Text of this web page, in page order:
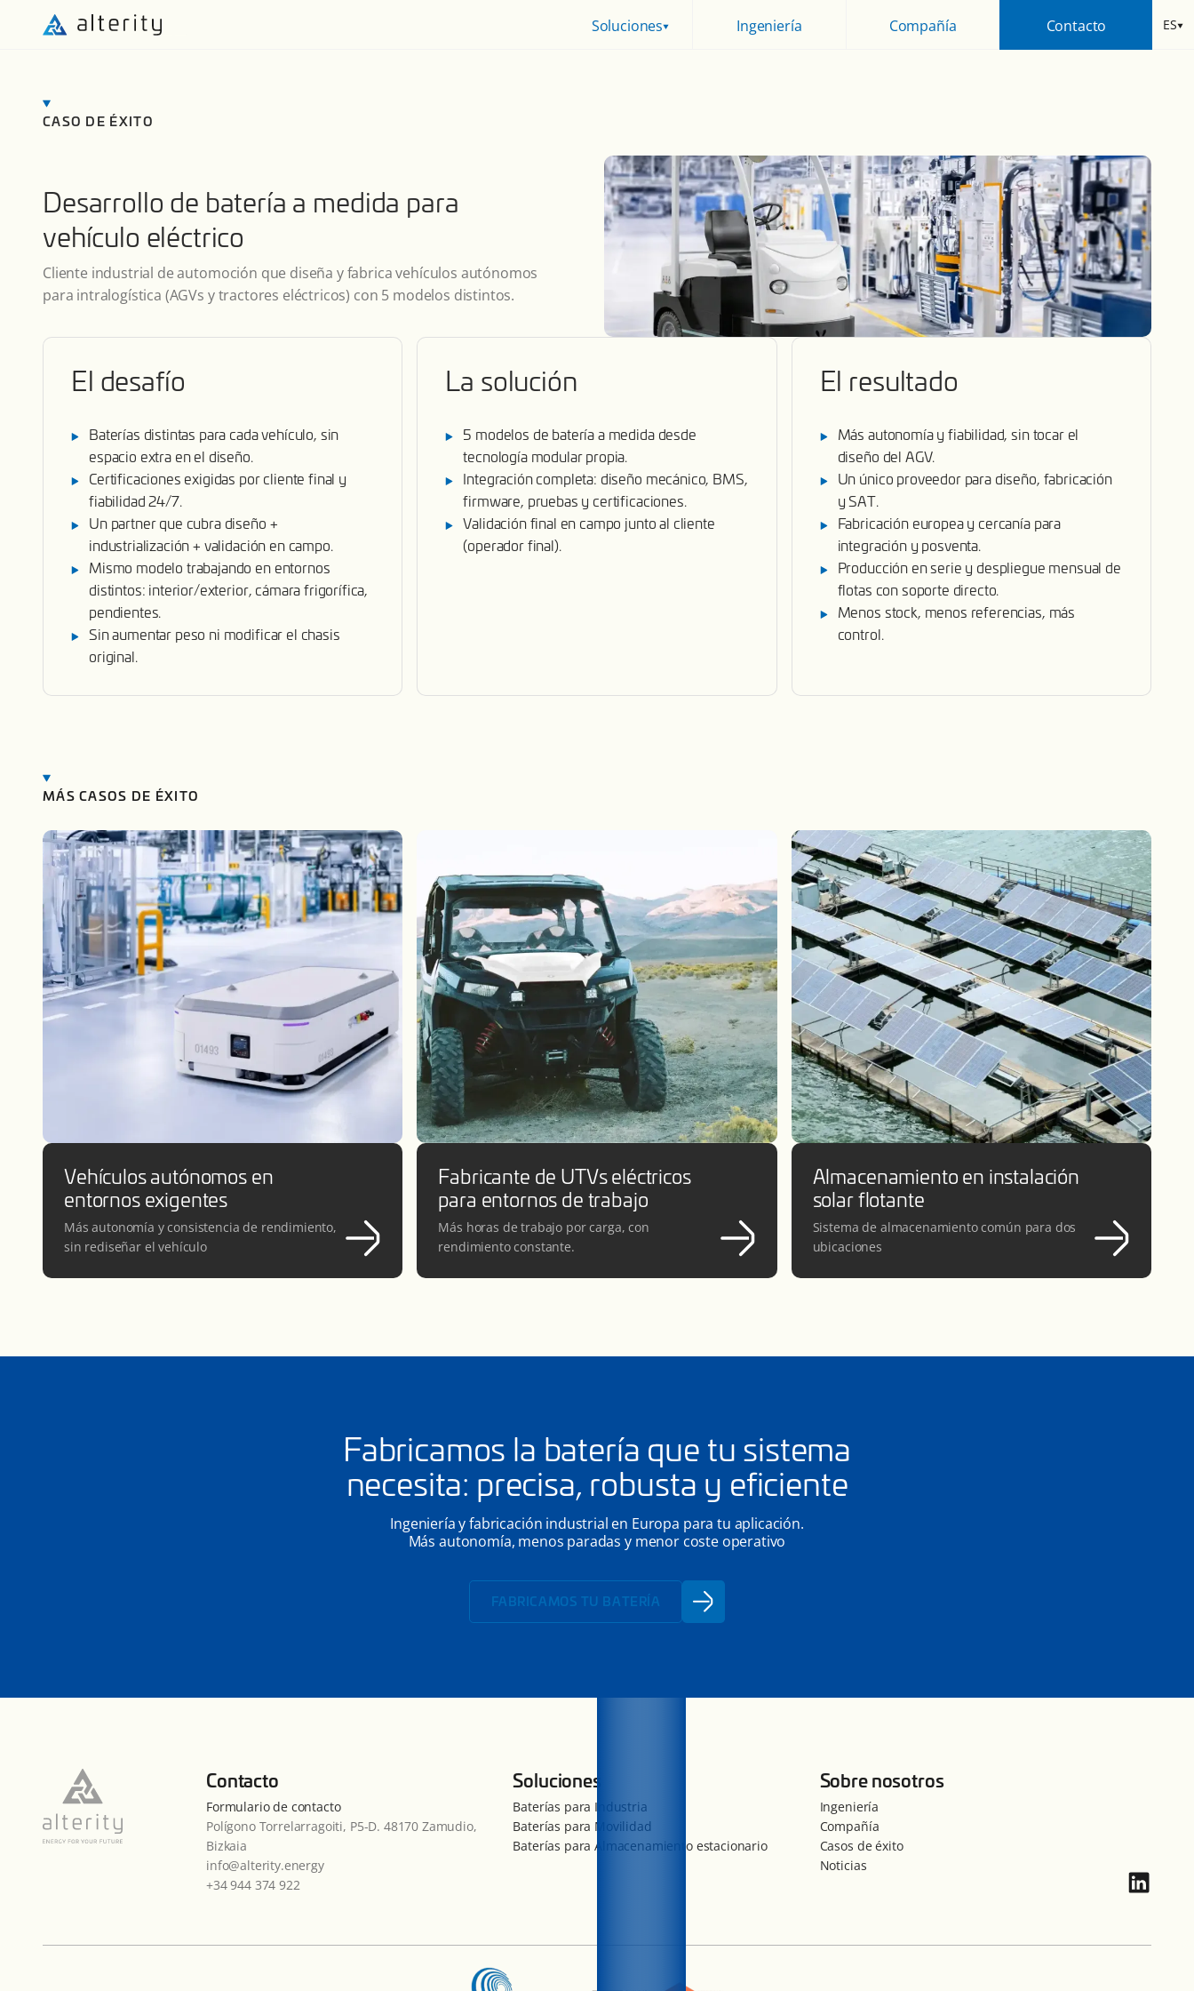
Soluciones Ingeniería Compañía Contacto ES
CASO DE ÉXITO
Desarrollo de batería a medida para
vehículo eléctrico
Cliente industrial de automoción que diseña y fabrica vehículos autónomos
para intralogística (AGVs y tractores eléctricos) con 5 modelos distintos.
El desafío
Baterías distintas para cada vehículo, sin
espacio extra en el diseño.
Certificaciones exigidas por cliente final y
fiabilidad 24/7.
Un partner que cubra diseño +
industrialización + validación en campo.
Mismo modelo trabajando en entornos
distintos: interior/exterior, cámara frigorífica,
pendientes.
Sin aumentar peso ni modificar el chasis
original.
La solución
5 modelos de batería a medida desde
tecnología modular propia.
Integración completa: diseño mecánico, BMS,
firmware, pruebas y certificaciones.
Validación final en campo junto al cliente
(operador final).
El resultado
Más autonomía y fiabilidad, sin tocar el
diseño del AGV.
Un único proveedor para diseño, fabricación
y SAT.
Fabricación europea y cercanía para
integración y posventa.
Producción en serie y despliegue mensual de
flotas con soporte directo.
Menos stock, menos referencias, más
control.
MÁS CASOS DE ÉXITO
Vehículos autónomos en
entornos exigentes
Más autonomía y consistencia de rendimiento,
sin rediseñar el vehículo
Fabricante de UTVs eléctricos
para entornos de trabajo
Más horas de trabajo por carga, con
rendimiento constante.
Almacenamiento en instalación
solar flotante
Sistema de almacenamiento común para dos
ubicaciones
Fabricamos la batería que tu sistema
necesita: precisa, robusta y eficiente
Ingeniería y fabricación industrial en Europa para tu aplicación.
Más autonomía, menos paradas y menor coste operativo
FABRICAMOS TU BATERÍA
Contacto
Formulario de contacto
Polígono Torrelarragoiti, P5-D. 48170 Zamudio,
Bizkaia
info@alterity.energy
+34 944 374 922
Soluciones
Baterías para Industria
Baterías para Movilidad
Baterías para Almacenamiento estacionario
Sobre nosotros
Ingeniería
Compañía
Casos de éxito
Noticias